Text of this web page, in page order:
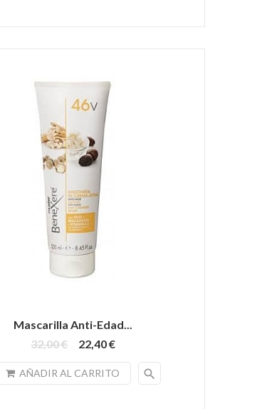
Mascarilla Anti-Edad...
32,00 €
22,40 €
AÑADIR AL CARRITO search